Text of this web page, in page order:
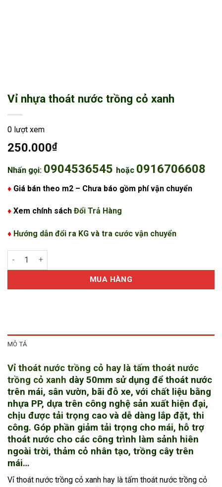
Vỉ nhựa thoát nước trồng cỏ xanh
0 lượt xem
250.000₫
Nhấn gọi: 0904536545 hoặc 0916706608
♦ Giá bán theo m2 – Chưa báo gồm phí vận chuyển
♦ Xem chính sách Đổi Trả Hàng
♦ Hướng dẫn đổi ra KG và tra cước vận chuyển
Vỉ nhựa thoát nước trồng cỏ xanh số lượng
MUA HÀNG
MÔ TẢ
Vỉ thoát nước trồng cỏ hay là tấm thoát nước
trồng cỏ xanh dày 50mm sử dụng để thoát nước
trên mái, sân vườn, bãi đỗ xe, với chất liệu bằng
nhựa PP, dựa trên công nghệ sản xuất hiện đại,
chịu được tải trọng cao và dễ dàng lắp đặt, thi
công. Góp phần giảm tải trọng cho mái, hỗ trợ
thoát nước cho các công trình làm sảnh hiên
ngoài trời, thảm cỏ nhân tạo, trồng cây trên
mái…
Vỉ thoát nước trồng cỏ xanh hay là tấm thoát nước trồng cỏ